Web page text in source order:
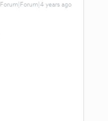
Forum|Forum|4 years ago